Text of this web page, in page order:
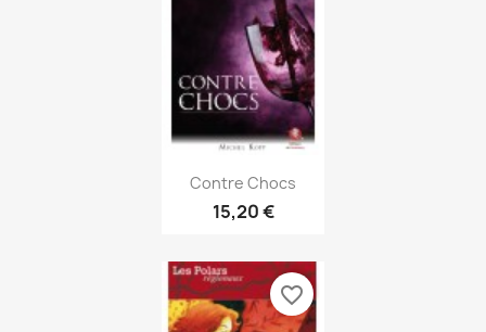
Aperçu rapide
Contre Chocs
15,20 €
favorite_border